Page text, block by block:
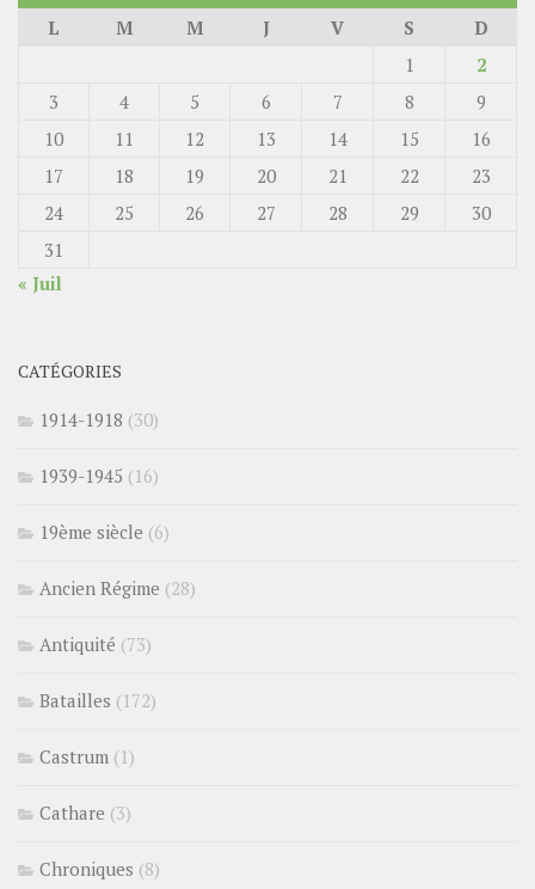
L
M M J V S
D
1
2
3
4 5 6 7 8
9
10
11 12 13 14 15
16
17
18 19 20 21 22
23
24
25 26 27 28 29
30
31
« Juil
CATÉGORIES
1914-1918 (30)
1939-1945 (16)
19ème siècle (6)
Ancien Régime (28)
Antiquité (73)
Batailles (172)
Castrum (1)
Cathare (3)
Chroniques (8)